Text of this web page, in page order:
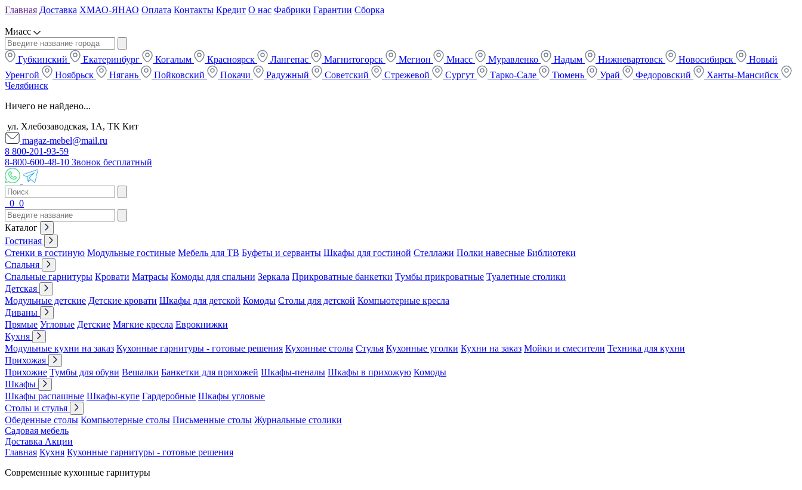
Главная Доставка ХМАО-ЯНАО Оплата Контакты Кредит О нас Фабрики Гарантии Сборка
Миасс
Губкинский Екатеринбург Когалым Красноярск Лангепас Магнитогорск Мегион Миасс Муравленко Надым Нижневартовск Новосибирск
Новый
Уренгой
Ноябрьск Нягань Пойковский Покачи Радужный Советский Стрежевой Сургут Тарко-Сале Тюмень Урай Федоровский
Ханты-Мансийск
Челябинск
Ничего не найдено...
ул. Хлебозаводская, 1А, ТК Кит
magaz-mebel@mail.ru
8 800-201-93-59
8-800-600-48-10 Звонок бесплатный
0 0
Каталог
Гостиная
Стенки в гостиную Модульные гостиные Мебель для ТВ Буфеты и серванты Шкафы для гостиной Стеллажи Полки навесные Библиотеки
Спальня
Спальные гарнитуры Кровати Матрасы Комоды для спальни Зеркала Прикроватные банкетки Тумбы прикроватные Туалетные столики
Детская
Модульные детские Детские кровати Шкафы для детской Комоды Столы для детской Компьютерные кресла
Диваны
Прямые Угловые Детские Мягкие кресла Еврокнижки
Кухня
Модульные кухни на заказ Кухонные гарнитуры - готовые решения Кухонные столы Стулья Кухонные уголки Кухни на заказ Мойки и смесители Техника для кухни
Прихожая
Прихожие Тумбы для обуви Вешалки Банкетки для прихожей Шкафы-пеналы Шкафы в прихожую Комоды
Шкафы
Шкафы распашные Шкафы-купе Гардеробные Шкафы угловые
Столы и стулья
Обеденные столы Компьютерные столы Письменные столы Журнальные столики
Садовая мебель
Доставка Акции
Главная Кухня Кухонные гарнитуры - готовые решения
Современные кухонные гарнитуры